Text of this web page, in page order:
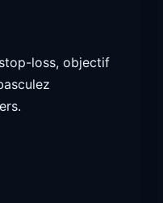
loss, objectif